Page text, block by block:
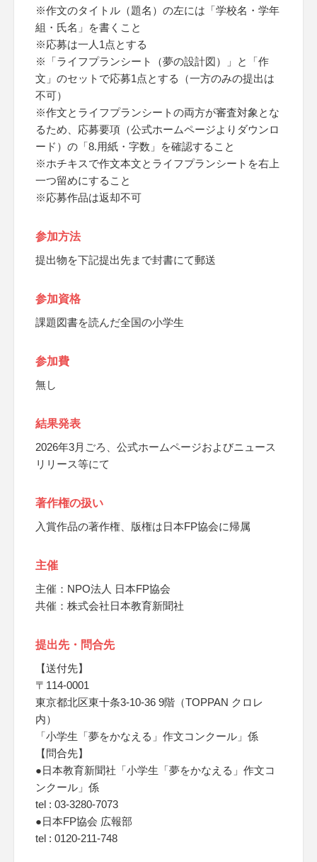
※作文のタイトル（題名）の左には「学校名・学年
組・氏名」を書くこと
※応募は一人1点とする
※「ライフプランシート（夢の設計図）」と「作
文」のセットで応募1点とする（一方のみの提出は
不可）
※作文とライフプランシートの両方が審査対象とな
るため、応募要項（公式ホームページよりダウンロ
ード）の「8.用紙・字数」を確認すること
※ホチキスで作文本文とライフプランシートを右上
一つ留めにすること
※応募作品は返却不可
参加方法
提出物を下記提出先まで封書にて郵送
参加資格
課題図書を読んだ全国の小学生
参加費
無し
結果発表
2026年3月ごろ、公式ホームページおよびニュース
リリース等にて
著作権の扱い
入賞作品の著作権、版権は日本FP協会に帰属
主催
主催：NPO法人 日本FP協会
共催：株式会社日本教育新聞社
提出先・問合先
【送付先】
〒114-0001
東京都北区東十条3-10-36 9階（TOPPAN クロレ
内）
「小学生「夢をかなえる」作文コンクール」係
【問合先】
●日本教育新聞社「小学生「夢をかなえる」作文コ
ンクール」係
tel : 03-3280-7073
●日本FP協会 広報部
tel : 0120-211-748